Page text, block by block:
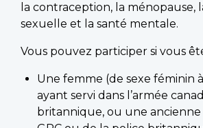
la contraception, la ménopause,
sexuelle et la santé mentale.
Vous pouvez participer si vous
Une femme (de sexe féminin
ayant servi dans l’armée
britannique, ou une